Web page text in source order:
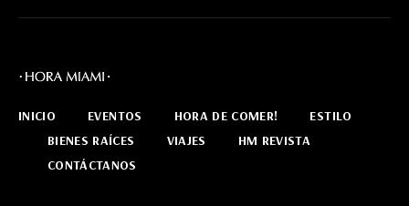
INICIO EVENTOS HORA DE COMER!
ESTILO
BIENES RAÍCES
VIAJES
HM REVISTA
CONTÁCTANOS